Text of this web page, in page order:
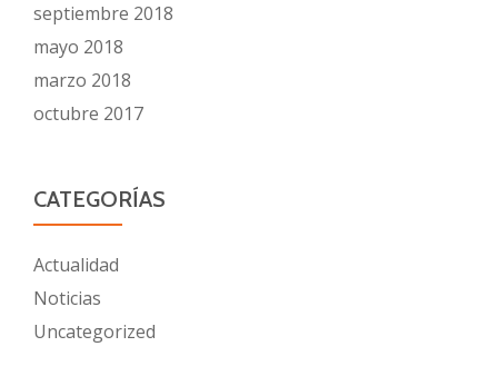
septiembre 2018
mayo 2018
marzo 2018
octubre 2017
CATEGORÍAS
Actualidad
Noticias
Uncategorized